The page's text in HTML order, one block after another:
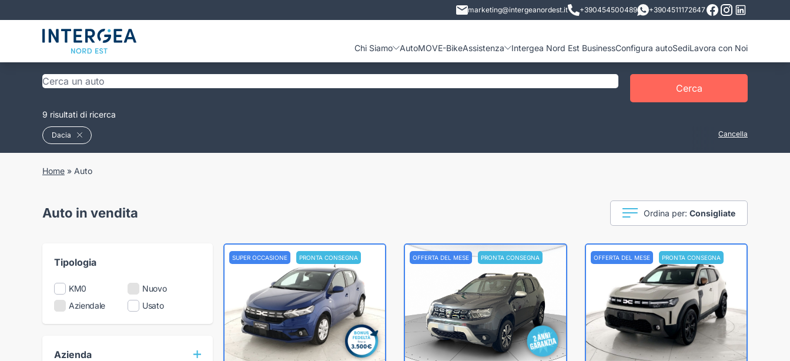
marketing@intergeanordest.it +390454500489 +3904511172647
Chi Siamo AutoMOVE-BikeAssistenza Intergea Nord Est BusinessConfigura autoSediLavora con Noi
Cerca
9 risultati di ricerca
Dacia Cancella
Home » Auto
Auto in vendita Ordina per: Consigliate
Tipologia
KM0
Nuovo
Aziendale
Usato
Azienda
SUPER OCCASIONE PRONTA CONSEGNA OFFERTA DEL MESE PRONTA CONSEGNA OFFERTA DEL MESE PRONTA CONSEGNA